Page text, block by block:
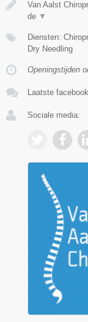
Van Aalst
de ▼
Diensten:
Dry Needling
Openingstijden
Laatste
Sociale media: